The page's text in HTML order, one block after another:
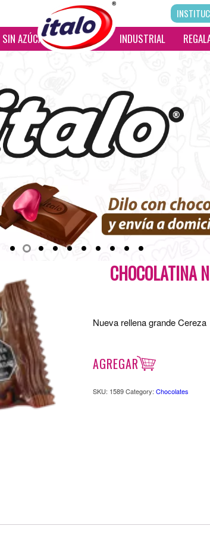
SIN AZÚCAR __________ INDUSTRIAL
CHOCOLATINA
Nueva rellena grande Cereza
AGREGAR
SKU: 1589Category: Chocolates